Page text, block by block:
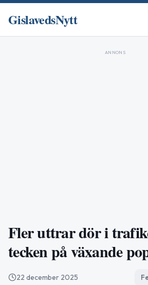
GislavedsNytt
ANNONS
Fler uttrar dör i
tecken på växande
22 december 2025